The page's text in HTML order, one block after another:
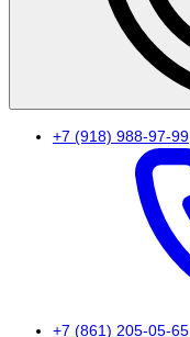
+7 (918) 988-97-99
+7 (861) 205-05-65